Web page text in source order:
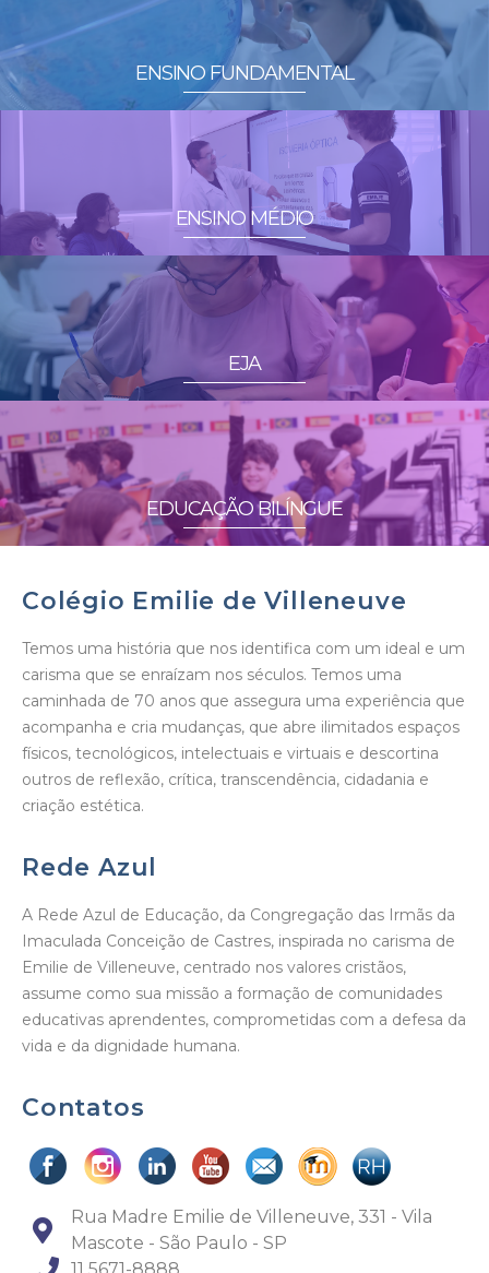
ENSINO FUNDAMENTAL
ENSINO MÉDIO
EJA
EDUCAÇÃO BILÍNGUE
Colégio Emilie de Villeneuve
Temos uma história que nos identifica com um ideal e um
carisma que se enraízam nos séculos. Temos uma
caminhada de 70 anos que assegura uma experiência que
acompanha e cria mudanças, que abre ilimitados espaços
físicos, tecnológicos, intelectuais e virtuais e descortina
outros de reflexão, crítica, transcendência, cidadania e
criação estética.
Rede Azul
A Rede Azul de Educação, da Congregação das Irmãs da
Imaculada Conceição de Castres, inspirada no carisma de
Emilie de Villeneuve, centrado nos valores cristãos,
assume como sua missão a formação de comunidades
educativas aprendentes, comprometidas com a defesa da
vida e da dignidade humana.
Contatos
Rua Madre Emilie de Villeneuve, 331 - Vila
Mascote - São Paulo - SP